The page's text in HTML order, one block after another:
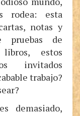
rodea: esta
notas y
pruebas de
estos
invitados
trabajo?
demasiado,